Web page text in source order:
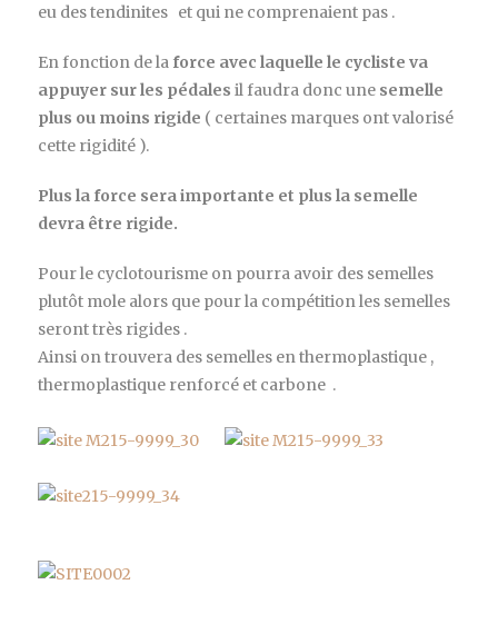
eu des tendinites et qui ne comprenaient pas .
En fonction de la force avec laquelle le cycliste va
appuyer sur les pédales il faudra donc une semelle
plus ou moins rigide ( certaines marques ont valorisé
cette rigidité ).
Plus la force sera importante et plus la semelle
devra être rigide.
Pour le cyclotourisme on pourra avoir des semelles
plutôt mole alors que pour la compétition les semelles
seront très rigides .
Ainsi on trouvera des semelles en thermoplastique ,
thermoplastique renforcé et carbone .